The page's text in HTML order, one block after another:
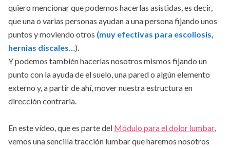
quiero mencionar que podemos hacerlas asistidas, es decir,
que una o varias personas ayudan a una persona fijando unos
puntos y moviendo otros (muy efectivas para escoliosis,
hernias discales…).
Y podemos también hacerlas nosotros mismos fijando un
punto con la ayuda de el suelo, una pared o algún elemento
externo y, a partir de ahí, mover nuestra estructura en
dirección contraria.
En este vídeo, que es parte del Módulo para el dolor lumbar,
vemos una sencilla tracción lumbar que haremos nosotros